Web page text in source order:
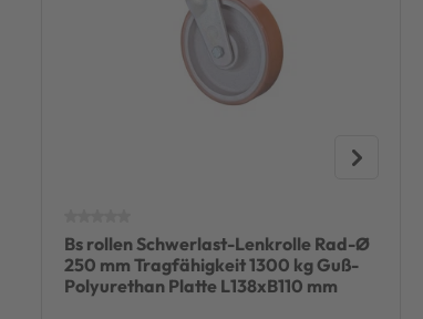
Bs rollen Schwerlast-Lenkrolle Rad-Ø
250 mm Tragfähigkeit 1300 kg Guß-
Polyurethan Platte L138xB110 mm